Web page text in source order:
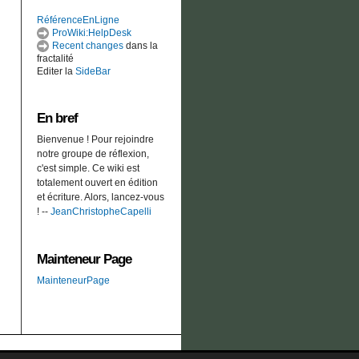
RéférenceEnLigne
ProWiki:HelpDesk
Recent changes dans la
fractalité
Editer la SideBar
En bref
Bienvenue ! Pour rejoindre
notre groupe de réflexion,
c'est simple. Ce wiki est
totalement ouvert en édition
et écriture. Alors, lancez-vous
! -- JeanChristopheCapelli
Mainteneur Page
MainteneurPage